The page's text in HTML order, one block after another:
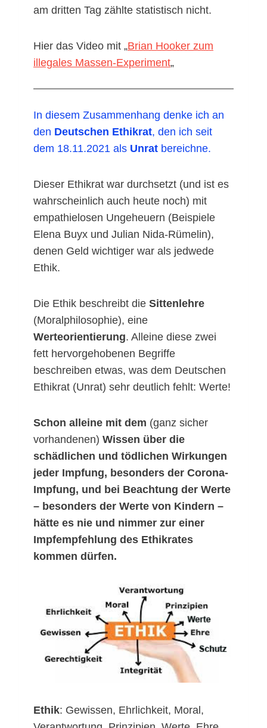
am dritten Tag zählte statistisch nicht.
Hier das Video mit „Brian Hooker zum
illegales Massen-Experiment„
In diesem Zusammenhang denke ich an
den Deutschen Ethikrat, den ich seit
dem 18.11.2021 als Unrat bereichne.
Dieser Ethikrat war durchsetzt (und ist es
wahrscheinlich auch heute noch) mit
empathielosen Ungeheuern (Beispiele
Elena Buyx und Julian Nida-Rümelin),
denen Geld wichtiger war als jedwede
Ethik.
Die Ethik beschreibt die Sittenlehre
(Moralphilosophie), eine
Werteorientierung. Alleine diese zwei
fett hervorgehobenen Begriffe
beschreiben etwas, was dem Deutschen
Ethikrat (Unrat) sehr deutlich fehlt: Werte!
Schon alleine mit dem (ganz sicher
vorhandenen) Wissen über die
schädlichen und tödlichen Wirkungen
jeder Impfung, besonders der Corona-
Impfung, und bei Beachtung der Werte
– besonders der Werte von Kindern –
hätte es nie und nimmer zur einer
Impfempfehlung des Ethikrates
kommen dürfen.
Ethik: Gewissen, Ehrlichkeit, Moral,